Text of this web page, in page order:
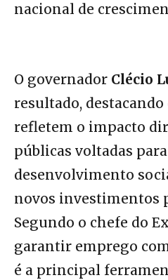
nacional de
O governador Clécio
resultado,
refletem o impacto
públicas voltadas
desenvolvimento
novos investimentos
Segundo o chefe do
garantir emprego
é a principal